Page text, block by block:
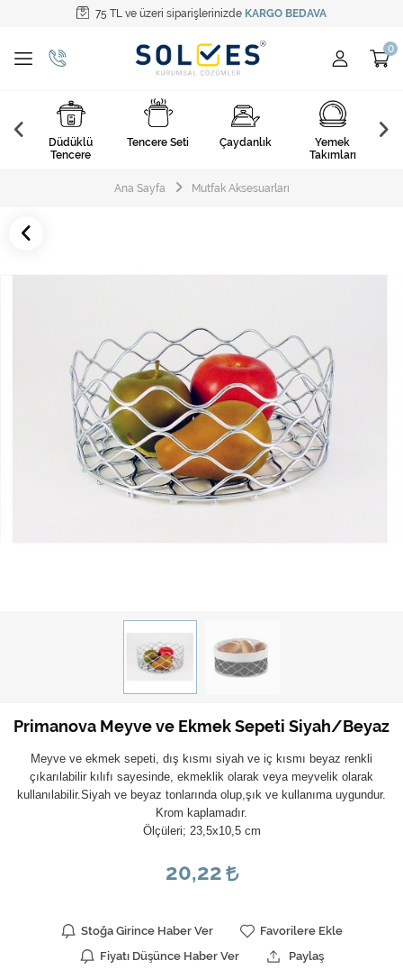
75 TL ve üzeri siparişlerinizde KARGO BEDAVA
Tüm Kategoriler
Pişirme Gereçleri
Yemek Takımları
Kahvaltı Takımları
Çatal Kaşık Bıçak
Cam Ürünler
Mutfak Aksesuarları
Düdüklü
Tencere
Tencere Seti Çaydanlık
Yemek
Takımları
Ana Sayfa Mutfak Aksesuarları
Primanova Meyve ve Ekmek Sepeti Siyah/Beyaz
Meyve ve ekmek sepeti, dış kısmı siyah ve iç kısmı beyaz renkli
çıkarılabilir kılıfı sayesinde, ekmeklik olarak veya meyvelik olarak
kullanılabilir.Siyah ve beyaz tonlarında olup,şık ve kullanıma uygundur.
Krom kaplamadır.
Ölçüleri; 23,5x10,5 cm
20,22
Stoğa Girince Haber Ver
Favorilere Ekle
Fiyatı Düşünce Haber Ver
Paylaş